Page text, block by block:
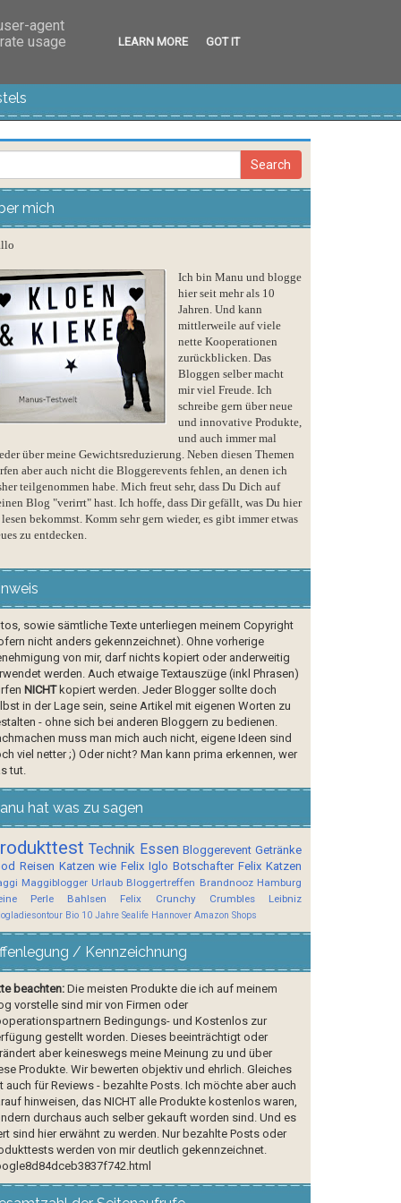
mich
Ich bin Manu und blogge
hier seit mehr als 10
Jahren. Und kann
mittlerweile auf viele
nette Kooperationen
zurückblicken. Das
Bloggen selber macht
mir viel Freude. Ich
schreibe gern über neue
und innovative Produkte,
und auch immer mal
über meine Gewichtsreduzierung. Neben diesen Themen
aber auch nicht die Bloggerevents fehlen, an denen ich
teilgenommen habe. Mich freut sehr, dass Du Dich auf
Blog "verirrt" hast. Ich hoffe, dass Dir gefällt, was Du hier
bekommst. Komm sehr gern wieder, es gibt immer etwas
zu entdecken.
sowie sämtliche Texte unterliegen meinem Copyright
nicht anders gekennzeichnet). Ohne vorherige
von mir, darf nichts kopiert oder anderweitig
werden. Auch etwaige Textauszüge (inkl Phrasen)
NICHTkopiert werden. Jeder Blogger sollte doch
in der Lage sein, seine Artikel mit eigenen Worten zu
- ohne sich bei anderen Bloggern zu bedienen.
muss man mich auch nicht, eigene Ideen sind
viel netter ;) Oder nicht? Man kann prima erkennen, wer
tut.
hat was zu sagen
Technik Essen Bloggerevent Getränke
Reisen Katzen wie Felix Iglo Botschafter Felix Katzen
Maggiblogger Urlaub Bloggertreffen Brandnooz Hamburg
Perle
Bahlsen Felix Crunchy Crumbles Leibniz
Bio 10 Jahre Sealife Hannover Amazon Shops
/ Kennzeichnung
beachten:Die meisten Produkte die ich auf meinem
vorstelle sind mir von Firmen oder
Bedingungs- und Kostenlos zur
gestellt worden. Dieses beeinträchtigt oder
aber keineswegs meine Meinung zu und über
Produkte. Wir bewerten objektiv und ehrlich. Gleiches
auch für Reviews - bezahlte Posts. Ich möchte aber auch
hinweisen, das NICHT alle Produkte kostenlos waren,
durchaus auch selber gekauft worden sind. Und es
sind hier erwähnt zu werden. Nur bezahlte Posts oder
werden von mir deutlich gekennzeichnet.
agent
usage
LEARN MORE GOT IT